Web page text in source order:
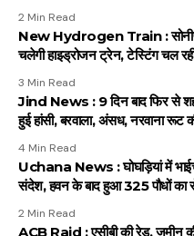
2 Min Read
New Hydrogen Train :
चलेगी हाइड्रोजन ट्रेन, टेस्टिंग चल
3 Min Read
Jind News : 9 दिन बाद फिर से
हुई हांसी, बरवाला, अंसध, नरवाना रूट
4 Min Read
Uchana News : घोघड़ियां में
संदेश, हवन के बाद हुआ 325 पौधों का
2 Min Read
ACB Raid : एसीबी की रेड, जमीन